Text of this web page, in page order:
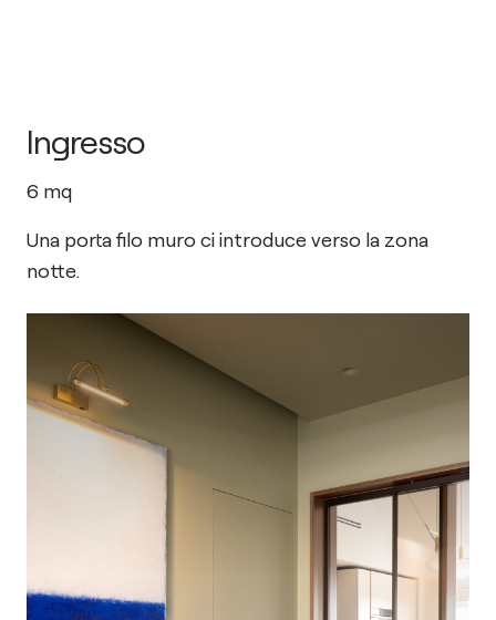
Ingresso
6 mq
Una porta filo muro ci introduce verso la zona
notte.